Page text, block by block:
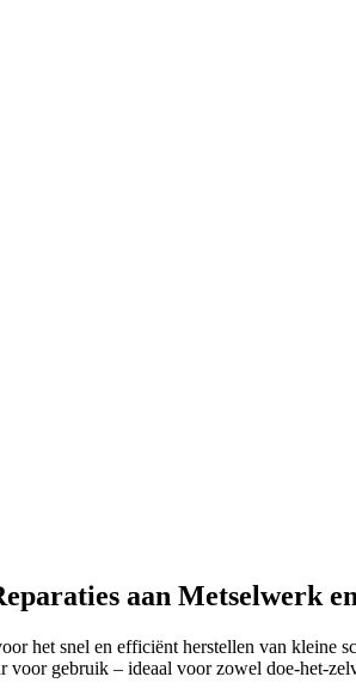
aan Metselwerk
het snel en efficiënt herstellen van kleine
gebruik – ideaal voor zowel doe-het-